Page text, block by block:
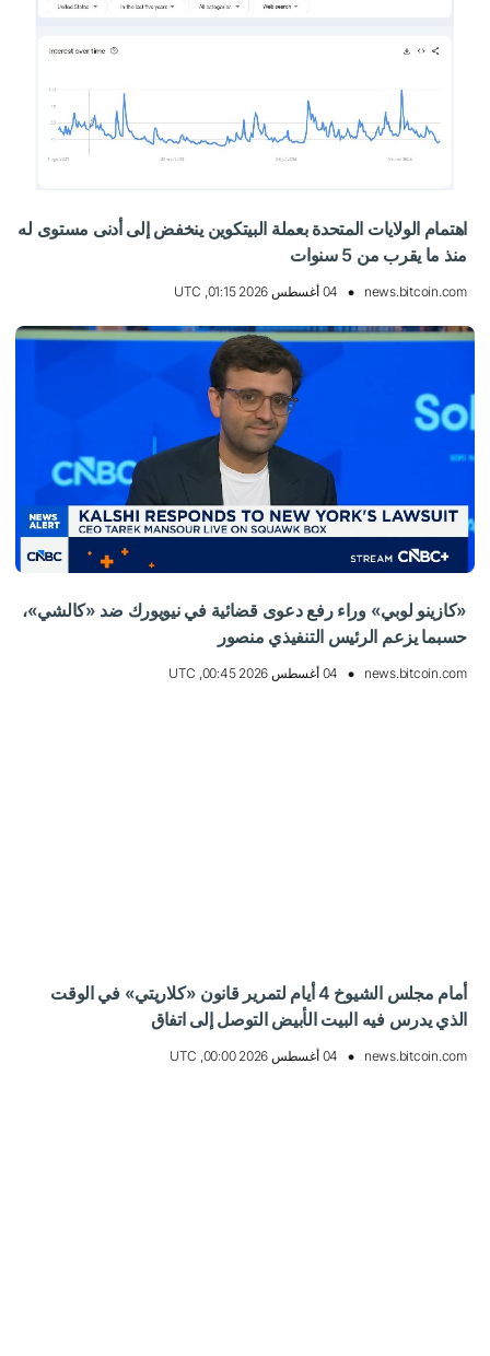
اهتمام الولايات المتحدة بعملة البيتكوين ينخفض إلى أدنى مستوى له
منذ ما يقرب من 5 سنوات
news.bitcoin.com 04 أغسطس 2026 01:15, UTC
«كازينو لوبي» وراء رفع دعوى قضائية في نيويورك ضد «كالشي»،
حسبما يزعم الرئيس التنفيذي منصور
news.bitcoin.com 04 أغسطس 2026 00:45, UTC
أمام مجلس الشيوخ 4 أيام لتمرير قانون «كلاريتي» في الوقت
الذي يدرس فيه البيت الأبيض التوصل إلى اتفاق
news.bitcoin.com 04 أغسطس 2026 00:00, UTC